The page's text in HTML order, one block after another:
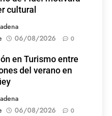
cultural
06/08/2026 0
en Turismo entre
del verano en
06/08/2026 0